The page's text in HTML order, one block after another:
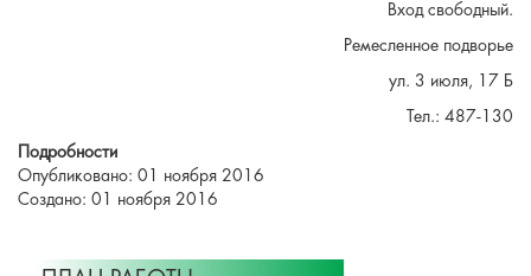
Вход свободный.
Ремесленное подворье
ул. 3 июля, 17 Б
Тел.: 487-130
Подробности
Опубликовано: 01 ноября 2016
Создано: 01 ноября 2016